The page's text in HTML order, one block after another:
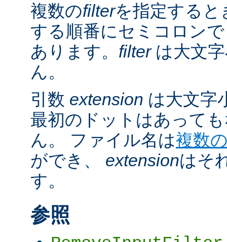
複数のfilterを指定すると
する順番にセミコロン
あります。 filterは大文
ん。
引数 extension は大文字
最初のドットはあって
ん。 ファイル名は複数
ができ、 extensionはそ
す。
参照